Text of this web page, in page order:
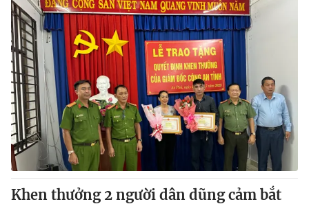
THỜI BÁO VTV
Theo dõi báo trên
Cơ quan chủ quản:Đài Truyền hình Việt Nam
Cơ quan báo chí:Thời báo VTV
Giấy phép hoạt động báo in và báo điện tử số 483/GP-BTTTT
cấp ngày 29/12/2023
Tổng Biên tập: Vũ Thanh Thủy
Phó Tổng Biên tập:Nguyễn Thị Mỹ Hạnh, Phạm Quốc Thắng,
Nguyễn Trọng Ninh
Khen thưởng 2 người dân dũng cảm bắt